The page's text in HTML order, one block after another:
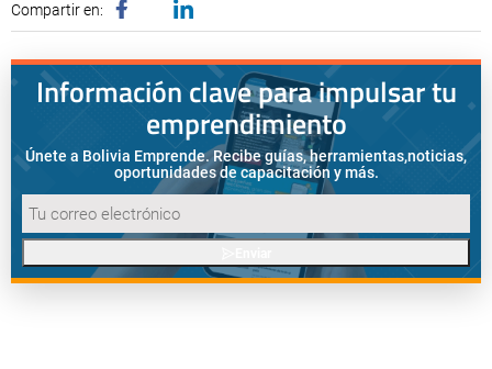
Compartir en:
Información clave para impulsar tu
emprendimiento
Únete a Bolivia Emprende. Recibe guías, herramientas,noticias,
oportunidades de capacitación y más.